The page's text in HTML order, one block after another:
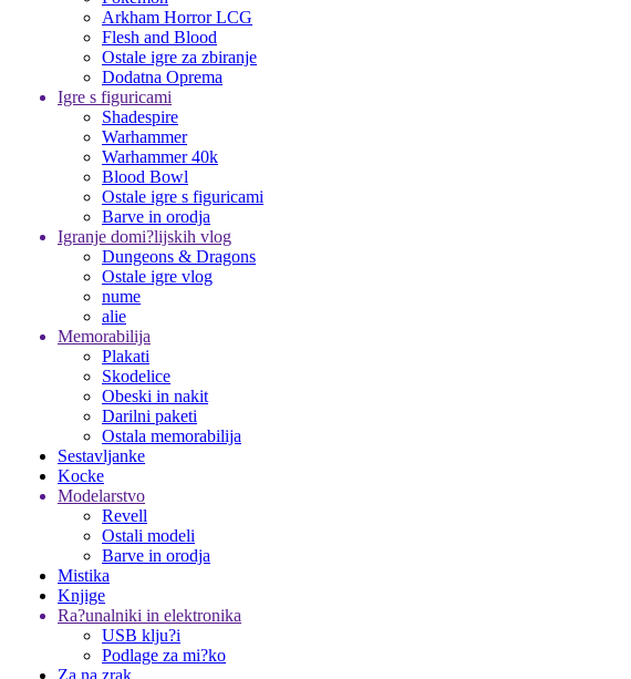
Arkham Horror LCG
Flesh and Blood
Ostale igre za zbiranje
Dodatna Oprema
Igre s figuricami
Shadespire
Warhammer
Warhammer 40k
Blood Bowl
Ostale igre s figuricami
Barve in orodja
Igranje domi?lijskih vlog
Dungeons & Dragons
Ostale igre vlog
nume
alie
Memorabilija
Plakati
Skodelice
Obeski in nakit
Darilni paketi
Ostala memorabilija
Sestavljanke
Kocke
Modelarstvo
Revell
Ostali modeli
Barve in orodja
Mistika
Knjige
Ra?unalniki in elektronika
USB klju?i
Podlage za mi?ko
Za na zrak